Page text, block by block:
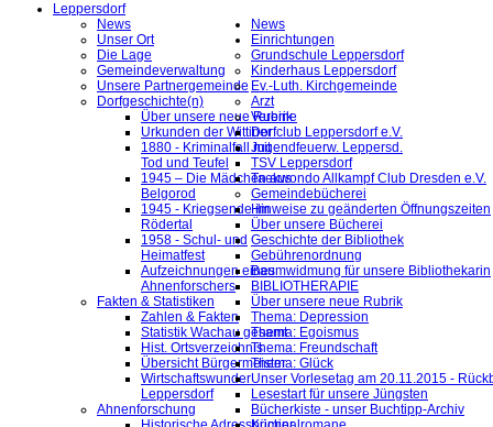
Leppersdorf
News
Unser Ort
Die Lage
Gemeindeverwaltung
Unsere Partnergemeinde
Dorfgeschichte(n)
Über unsere neue Rubrik
Urkunden der Wittiner
1880 - Kriminalfall mit
Tod und Teufel
1945 – Die Mädchen aus
Belgorod
1945 - Kriegsende im
Rödertal
1958 - Schul- und
Heimatfest
Aufzeichnungen eines
Ahnenforschers
Fakten & Statistiken
Zahlen & Fakten
Statistik Wachau gesamt
Hist. Ortsverzeichnis
Übersicht Bürgermeister
Wirtschaftswunder
Leppersdorf
Ahnenforschung
News
Einrichtungen
Grundschule Leppersdorf
Kinderhaus Leppersdorf
Ev.-Luth. Kirchgemeinde
Arzt
Vereine
Dorfclub Leppersdorf e.V.
Jugendfeuerw. Leppersd.
TSV Leppersdorf
Taekwondo Allkampf Club Dresden e.V.
Gemeindebücherei
Hinweise zu geänderten Öffnungszeiten
Über unsere Bücherei
Geschichte der Bibliothek
Gebührenordnung
Baumwidmung für unsere Bibliothekarin
BIBLIOTHERAPIE
Über unsere neue Rubrik
Thema: Depression
Thema: Egoismus
Thema: Freundschaft
Thema: Glück
Unser Vorlesetag am 20.11.2015 -
Lesestart für unsere Jüngsten
Bücherkiste - unser Buchtipp-Archiv